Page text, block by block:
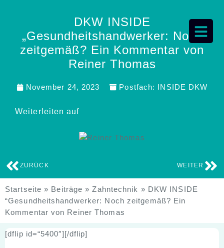
DKW INSIDE
„Gesundheitshandwerker: Noch
zeitgemäß? Ein Kommentar von
Reiner Thomas
November 24, 2023 Postfach: INSIDE DKW
Weiterleiten auf
ZURÜCK WEITER
Startseite » Beiträge »Zahntechnik » DKW INSIDE
“Gesundheitshandwerker: Noch zeitgemäß? Ein
Kommentar von Reiner Thomas
[dflip id=“5400″][/dflip]